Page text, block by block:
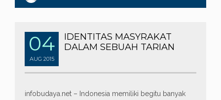
04
AUG 2015
IDENTITAS MASYRAKAT
DALAM SEBUAH TARIAN
infobudaya.net – Indonesia memiliki begitu banyak